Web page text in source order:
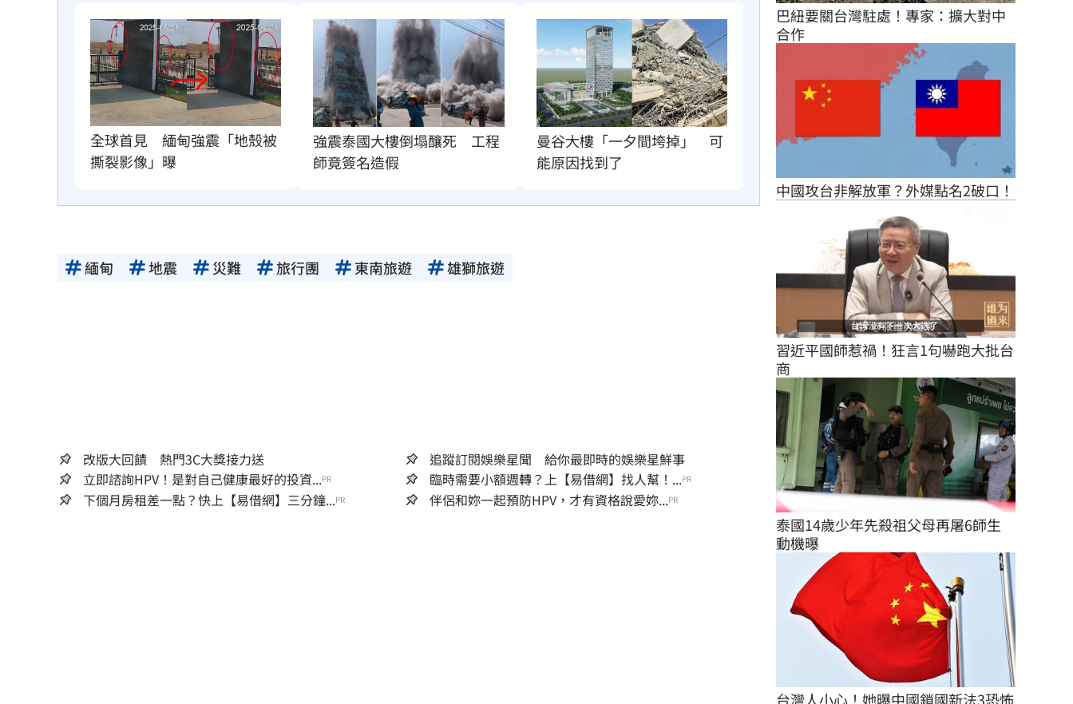
全球首見　緬甸強震「地殼被
撕裂影像」曝
強震泰國大樓倒塌釀死　工程
師竟簽名造假
曼谷大樓「一夕間垮掉」　可
能原因找到了
緬甸 地震 災難 旅行團 東南旅遊 雄獅旅遊
改版大回饋 熱門3C大獎接力送
追蹤訂閱娛樂星聞 給你最即時的娛樂星鮮事
立即諮詢HPV！是對自己健康最好的投資...PR 臨時需要小額週轉？上【易借網】找人幫！...PR
下個月房租差一點？快上【易借網】三分鐘...PR 伴侶和妳一起預防HPV，才有資格說愛妳...PR
巴紐要關台灣駐處！專家：擴大對中
合作
中國攻台非解放軍？外媒點名2破口！
習近平國師惹禍！狂言1句嚇跑大批台
商
泰國14歲少年先殺祖父母再屠6師生
動機曝
台灣人小心！她曝中國鎖國新法3恐怖